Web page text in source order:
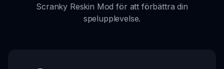
Scranky Reskin Mod för att förbättra din
spelupplevelse.